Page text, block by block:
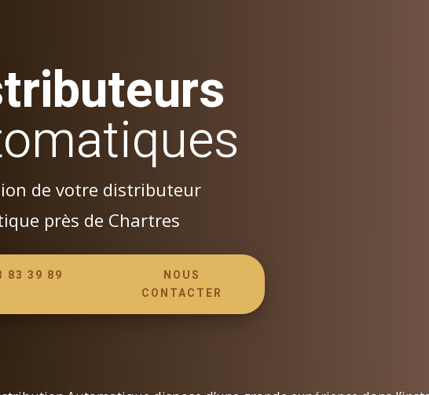
de votre distributeur
près de Chartres
83 39 89
NOUS
CONTACTER